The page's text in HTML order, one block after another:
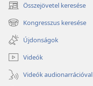
Összejövetel keresése
(opens
new
window)
Kongresszus keresése
(opens
new
window)
Újdonságok
Videók
Videók audionarrációval